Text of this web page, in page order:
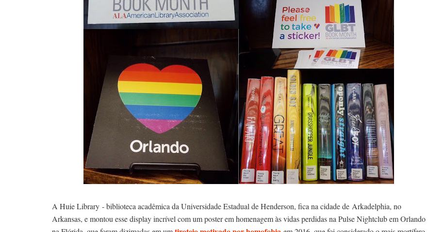
A Huie Library - biblioteca acadêmica da Universidade Estadual de Henderson, fica na cidade de Arkadelphia, no
Arkansas, e montou esse display incrível com um poster em homenagem às vidas perdidas na Pulse Nightclub em Orlando